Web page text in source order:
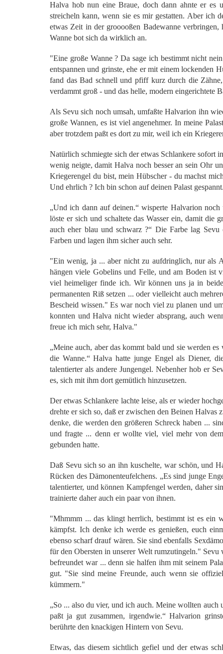
Halva hob nun eine Braue, doch dann ahnte er es
streicheln kann, wenn sie es mir gestatten. Aber
etwas Zeit in der grooooßen Badewanne
Wanne bot sich da wirklich an.
"Eine große Wanne ? Da sage ich bestimmt nicht
entspannen und grinste, ehe er mit einem lockenden
fand das Bad schnell und pfiff kurz durch die
verdammt groß - und das helle, modern eingerichtete
Als Sevu sich noch umsah, umfaßte Halvarion ihn
große Wannen, es ist viel angenehmer. In meine
aber trotzdem paßt es dort zu mir, weil ich ein
Natürlich schmiegte sich der etwas Schlankere sofort
wenig neigte, damit Halva noch besser an sein Ohr
Kriegerengel du bist, mein Hübscher - du machst
Und ehrlich ? Ich bin schon auf deinen Palast
„Und ich dann auf deinen.“ wisperte Halvarion
löste er sich und schaltete das Wasser ein, damit die
auch eher blau und schwarz ?“ Die Farbe lag
Farben und lagen ihm sicher auch sehr.
"Ein wenig, ja ... aber nicht zu aufdringlich, nur als
hängen viele Gobelins und Felle, und am Boden ist
viel heimeliger finde ich. Wir können uns ja in
permanenten Riß setzen ... oder vielleicht auch
Bescheid wissen." Es war noch viel zu planen und
konnten und Halva nicht wieder absprang, auch
freue ich mich sehr, Halva."
„Meine auch, aber das kommt bald und sie werden
die Wanne.“ Halva hatte junge Engel als Diener,
talentierter als andere Jungengel. Nebenher hob er
es, sich mit ihm dort gemütlich hinzusetzen.
Der etwas Schlankere lachte leise, als er wieder
drehte er sich so, daß er zwischen den Beinen
denke, die werden den größeren Schreck haben ...
und fragte ... denn er wollte viel, viel mehr von
gebunden hatte.
Daß Sevu sich so an ihn kuschelte, war schön, und
Rücken des Dämonenteufelchens. „Es sind junge
talentierter, und können Kampfengel werden, daher
trainierte daher auch ein paar von ihnen.
"Mhmmm ... das klingt herrlich, bestimmt ist es ein
kämpfst. Ich denke ich werde es genießen, euch
ebenso scharf drauf wären. Sie sind ebenfalls
für den Obersten in unserer Welt rumzutingeln."
befreundet war ... denn sie halfen ihm mit seinem
gut. "Sie sind meine Freunde, auch wenn sie
kümmern."
„So ... also du vier, und ich auch. Meine wollten
paßt ja gut zusammen, irgendwie.“ Halvarion
berührte den knackigen Hintern von Sevu.
Etwas, das diesem sichtlich gefiel und der etwas